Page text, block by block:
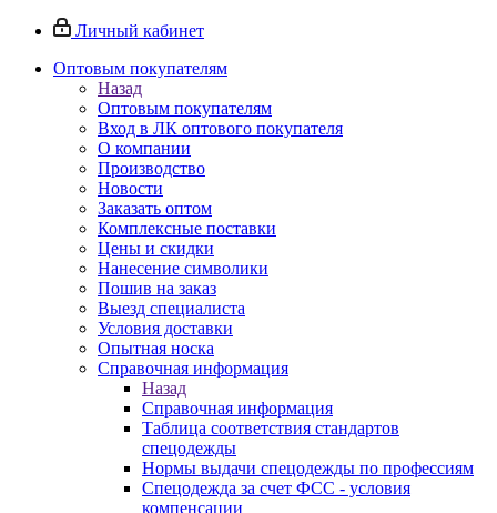
Личный кабинет
Оптовым покупателям
Назад
Оптовым покупателям
Вход в ЛК оптового покупателя
О компании
Производство
Новости
Заказать оптом
Комплексные поставки
Цены и скидки
Нанесение символики
Пошив на заказ
Выезд специалиста
Условия доставки
Опытная носка
Справочная информация
Назад
Справочная информация
Таблица соответствия стандартов
спецодежды
Нормы выдачи спецодежды по профессиям
Спецодежда за счет ФСС - условия
компенсации